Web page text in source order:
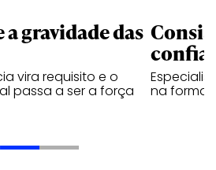
a gravidade das
vira requisito e o
passa a ser a força na forma